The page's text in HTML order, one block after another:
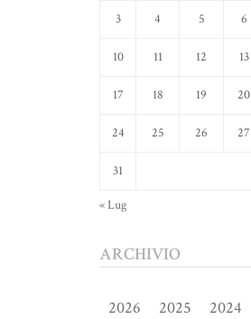
3 4 5 6
10 11 12 13
17 18 19 20
24 25 26 27
31
« Lug
ARCHIVIO
2026 2025 2024